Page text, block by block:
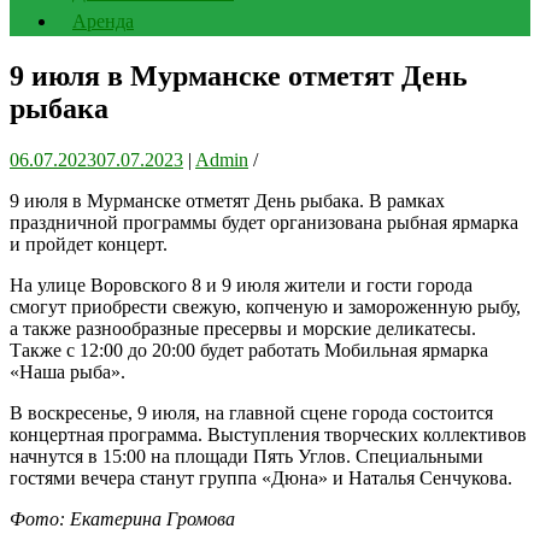
Аренда
9 июля в Мурманске отметят День
рыбака
06.07.202307.07.2023 | Admin /
9 июля в Мурманске отметят День рыбака. В рамках
праздничной программы будет организована рыбная ярмарка
и пройдет концерт.
На улице Воровского 8 и 9 июля жители и гости города
смогут приобрести свежую, копченую и замороженную рыбу,
а также разнообразные пресервы и морские деликатесы.
Также с 12:00 до 20:00 будет работать Мобильная ярмарка
«Наша рыба».
В воскресенье, 9 июля, на главной сцене города состоится
концертная программа. Выступления творческих коллективов
начнутся в 15:00 на площади Пять Углов. Специальными
гостями вечера станут группа «Дюна» и Наталья Сенчукова.
Фото: Екатерина Громова